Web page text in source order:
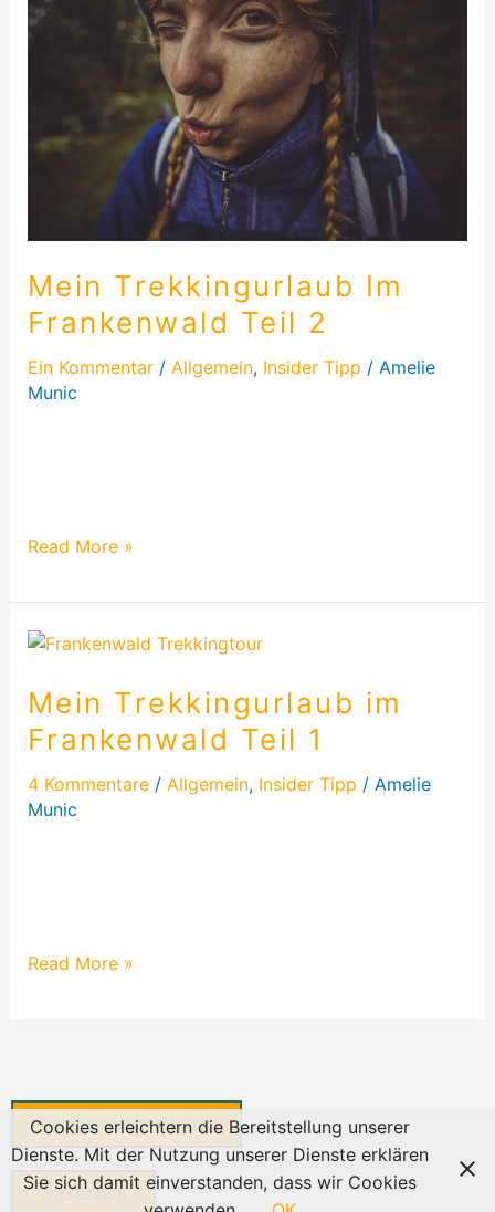
Mein Trekkingurlaub Im
Frankenwald Teil 2
Ein Kommentar / Allgemein, Insider Tipp / Amelie
Munic
Im
Frankenwald
Read More »
Mein Trekkingurlaub im
Frankenwald Teil 1
4 Kommentare / Allgemein, Insider Tipp / Amelie
Munic
Mein
im
Frankenwald
Teil
1
Read More »
Datenschutzerklärung
Impressum
Cookies erleichtern die Bereitstellung unserer
Dienste. Mit der Nutzung unserer Dienste erklären
Sie sich damit einverstanden, dass wir Cookies